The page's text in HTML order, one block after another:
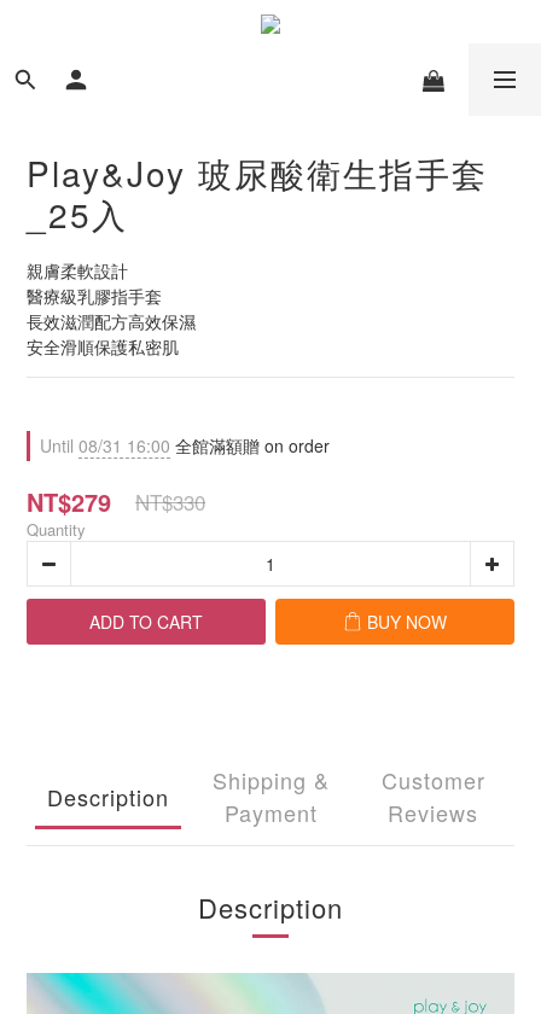
Play&Joy 玻尿酸衛生指手套
_25入
親膚柔軟設計
醫療級乳膠指手套
長效滋潤配方高效保濕
安全滑順保護私密肌
Until 08/31 16:00 全館滿額贈 on order
NT$279 NT$330
Quantity
ADD TO CART BUY NOW
Description
Shipping &
Payment
Customer
Reviews
Description